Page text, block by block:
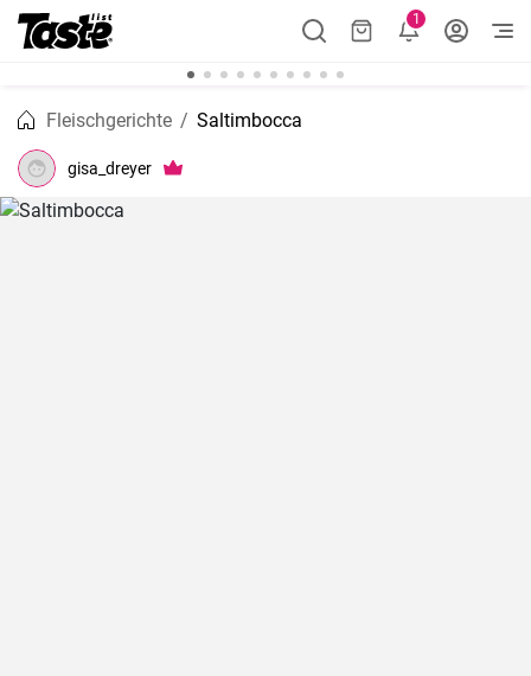
1
Fleischgerichte Saltimbocca
gisa_dreyer